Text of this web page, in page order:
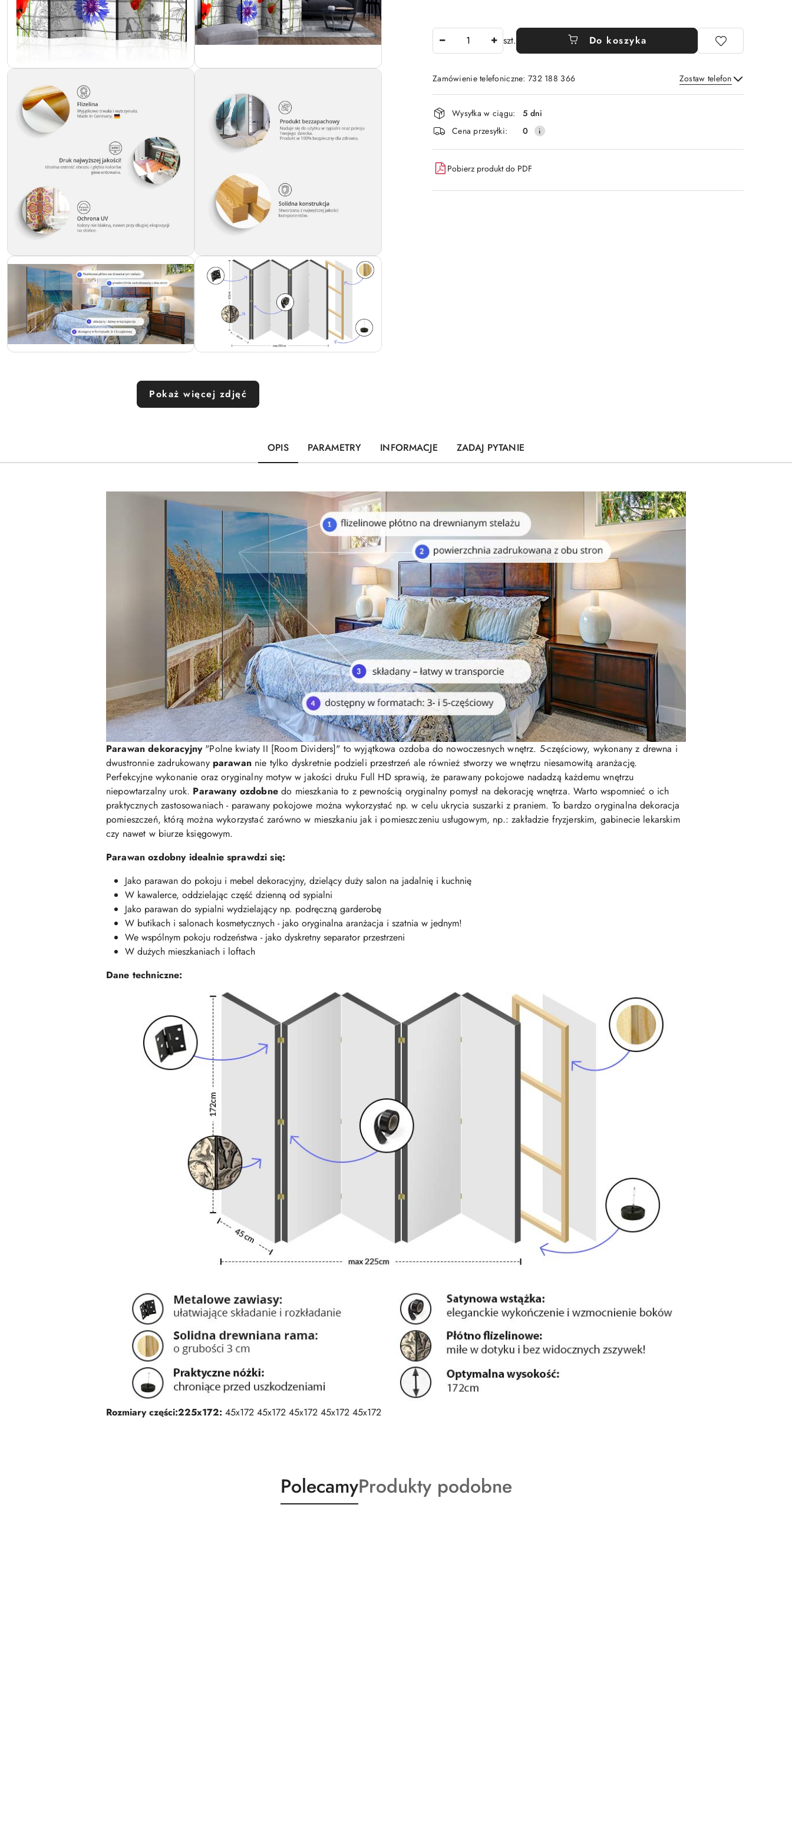
Pokaż więcej zdjęć
szt. Do koszyka
Zamówienie telefoniczne: 732 188 366 Zostaw telefon
Wyślij
Dostępność
i
dostawa
Wysyłka w ciągu:
5 dni
Cena przesyłki:
0
Pobierz produkt do PDF
OPIS PARAMETRY INFORMACJE ZADAJ PYTANIE
Parawan dekoracyjny"Polne kwiaty II [Room Dividers]" to wyjątkowa ozdoba do nowoczesnych wnętrz. 5-częściowy, wykonany z drewna i
dwustronnie zadrukowany parawannie tylko dyskretnie podzieli przestrzeń ale również stworzy we wnętrzu niesamowitą aranżację.
Perfekcyjne wykonanie oraz oryginalny motyw w jakości druku Full HD sprawią, że parawany pokojowe nadadzą każdemu wnętrzu
niepowtarzalny urok. Parawany ozdobnedo mieszkania to z pewnością oryginalny pomysł na dekorację wnętrza. Warto wspomnieć o ich
praktycznych zastosowaniach - parawany pokojowe można wykorzystać np. w celu ukrycia suszarki z praniem. To bardzo oryginalna dekoracja
pomieszczeń, którą można wykorzystać zarówno w mieszkaniu jak i pomieszczeniu usługowym, np.: zakładzie fryzjerskim, gabinecie lekarskim
czy nawet w biurze księgowym.
Parawan ozdobny idealnie sprawdzi się:
Jako parawan do pokoju i mebel dekoracyjny, dzielący duży salon na jadalnię i kuchnię
W kawalerce, oddzielając część dzienną od sypialni
Jako parawan do sypialni wydzielający np. podręczną garderobę
W butikach i salonach kosmetycznych - jako oryginalna aranżacja i szatnia w jednym!
We wspólnym pokoju rodzeństwa - jako dyskretny separator przestrzeni
W dużych mieszkaniach i loftach
Dane techniczne:
Rozmiary części:225x172: 45x172 45x172 45x172 45x172 45x172
Produkty
o
PolecamyProdukty
o
Produkty podobne